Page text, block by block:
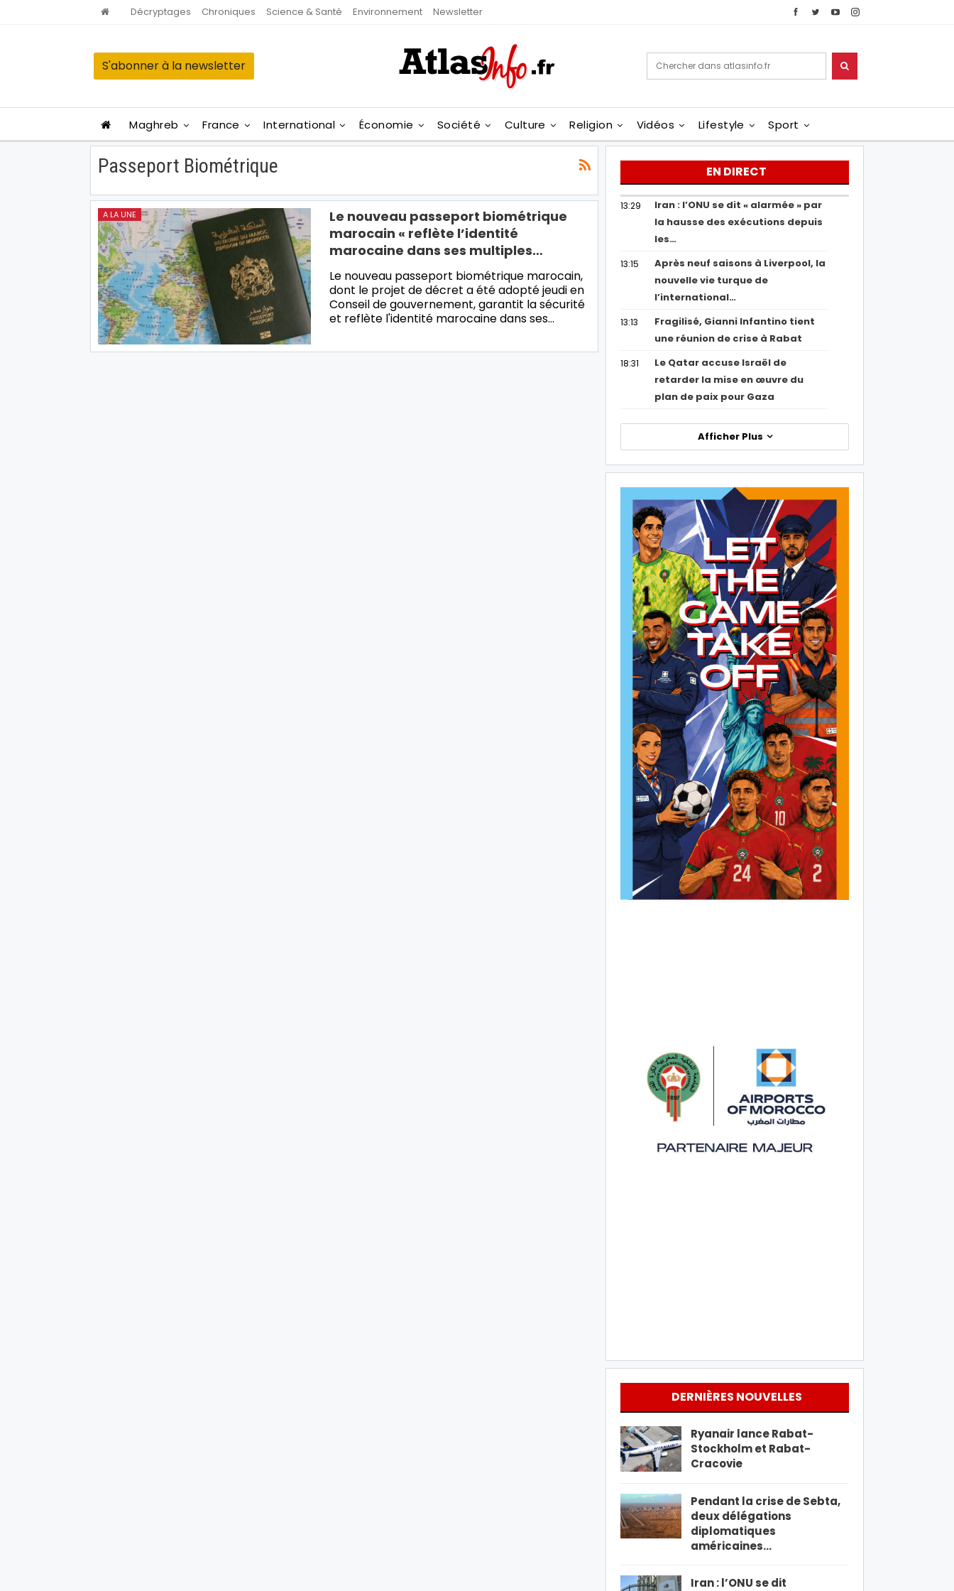
Décryptages Chroniques Science & Santé Environnement Newsletter
S'abonner à la newsletter
Maghreb France International Économie Société Culture Religion Vidéos Lifestyle Sport
Passeport Biométrique
A LA UNE
Le nouveau passeport biométrique
marocain « reflète l’identité
marocaine dans ses multiples…
Le nouveau passeport biométrique marocain,
dont le projet de décret a été adopté jeudi en
Conseil de gouvernement, garantit la sécurité
et reflète l'identité marocaine dans ses…
EN DIRECT
13:29
Iran : l’ONU se dit « alarmée » par
la hausse des exécutions depuis
les…
13:15
Après neuf saisons à Liverpool, la
nouvelle vie turque de
l’international…
13:13
Fragilisé, Gianni Infantino tient
une réunion de crise à Rabat
18:31
Le Qatar accuse Israël de
retarder la mise en œuvre du
plan de paix pour Gaza
Afficher Plus
DERNIÈRES NOUVELLES
Ryanair lance Rabat-
Stockholm et Rabat-
Cracovie
Pendant la crise de Sebta,
deux délégations
diplomatiques
américaines…
Iran : l’ONU se dit